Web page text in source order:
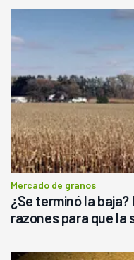
Mercado de granos
¿Se terminó la
razones para que la